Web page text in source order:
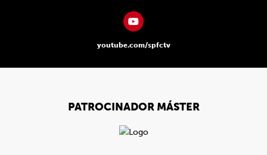
youtube.com/spfctv
PATROCINADOR MÁSTER